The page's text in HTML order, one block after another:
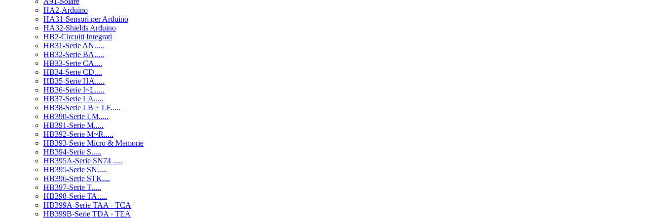
HA2-Arduino
HA31-Sensori per Arduino
HA32-Shields Arduino
HB2-Circuiti Integrati
HB31-Serie AN.....
HB32-Serie BA.....
HB33-Serie CA....
HB34-Serie CD....
HB35-Serie HA.....
HB36-Serie I~L.....
HB37-Serie LA.....
HB38-Serie LB ~ LF.....
HB390-Serie LM.....
HB391-Serie M.....
HB392-Serie M~R.....
HB393-Serie Micro & Memorie
HB394-Serie S.....
HB395A-Serie SN74 .....
HB395-Serie SN.....
HB396-Serie STK....
HB397-Serie T.....
HB398-Serie TA.....
HB399A-Serie TAA - TCA
HB399B-Serie TDA - TEA